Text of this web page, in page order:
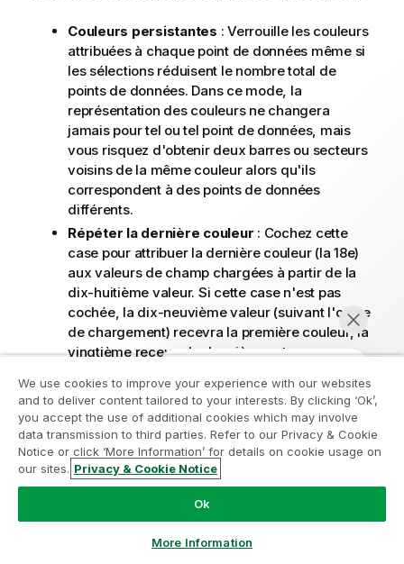
Discuter maintenant
Couleurs persistantes : Verrouille les couleurs
attribuées à chaque point de données même si
les sélections réduisent le nombre total de
points de données. Dans ce mode, la
représentation des couleurs ne changera
jamais pour tel ou tel point de données, mais
vous risquez d'obtenir deux barres ou secteurs
voisins de la même couleur alors qu'ils
correspondent à des points de données
différents.
Répéter la dernière couleur : Cochez cette
case pour attribuer la dernière couleur (la 18e)
aux valeurs de champ chargées à partir de la
dix-huitième valeur. Si cette case n'est pas
cochée, la dix-neuvième valeur (suivant l'ordre
de chargement) recevra la première couleur, la
vingtième recevra la deuxième, etc.
Niveaux visibles
Un graphique peut afficher au maximum trois
niveaux de blocs correspondant aux trois dimensions
autorisées. Choisissez le nombre de niveaux à
1,2
Légendes intermédiaires
Rejoignez le Programme de
modernisation analytique
Modernisez votre système sans compromettre vos
précieuses applications QlikView grâce au Programme
de modernisation analytique.
d'informations ou contactez :
ampquestions@qlik.com
We use cookies to improve your experience with our websites
and to deliver content tailored to your interests. By clicking ‘Ok’,
you accept the use of additional cookies which may involve
data transmission to third parties. Refer to our Privacy & Cookie
Notice or click ‘More Information’ for details on cookie usage on
our sites. Privacy & Cookie Notice
Ok
More Information